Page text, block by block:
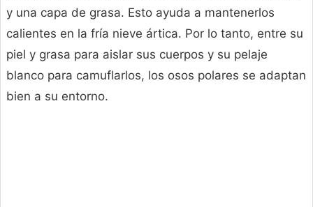
y una capa de grasa. Esto ayuda a mantenerlos
calientes en la fría nieve ártica. Por lo tanto, entre su
piel y grasa para aislar sus cuerpos y su pelaje
blanco para camuflarlos, los osos polares se adaptan
bien a su entorno.